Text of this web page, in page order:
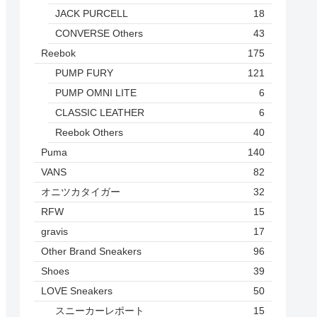
JACK PURCELL
18
CONVERSE Others
43
Reebok
175
PUMP FURY
121
PUMP OMNI LITE
6
CLASSIC LEATHER
6
Reebok Others
40
Puma
140
VANS
82
オニツカタイガー
32
RFW
15
gravis
17
Other Brand Sneakers
96
Shoes
39
LOVE Sneakers
50
スニーカーレポート
15